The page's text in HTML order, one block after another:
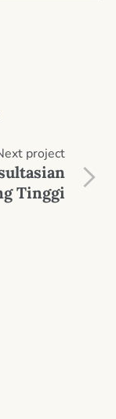
project
Tinggi